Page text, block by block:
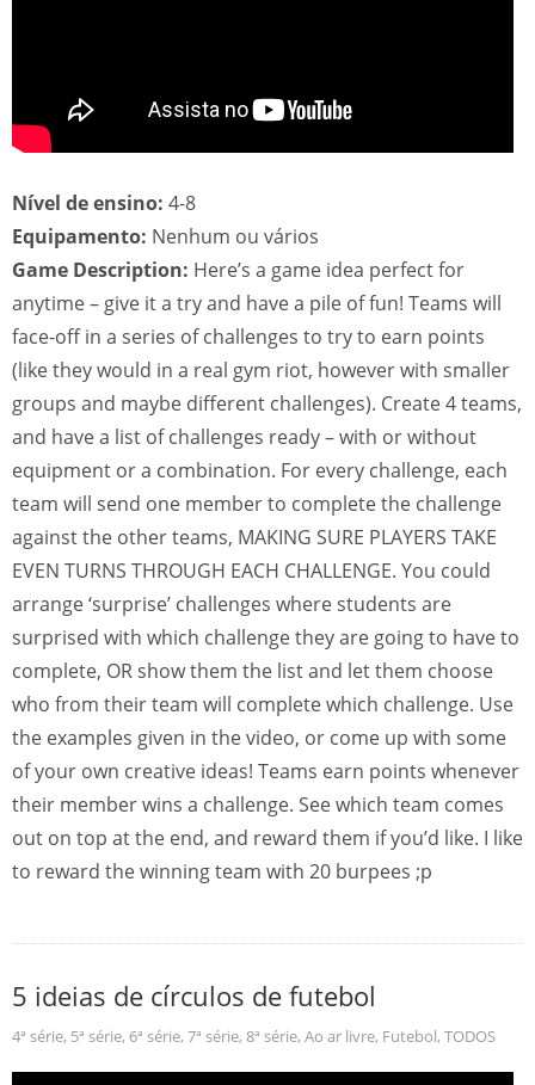
Nível de ensino: 4-8
Equipamento: Nenhum ou vários
Game Description: Here’s a game idea perfect for
anytime – give it a try and have a pile of fun! Teams will
face-off in a series of challenges to try to earn points
(like they would in a real gym riot, however with smaller
groups and maybe different challenges). Create 4 teams,
and have a list of challenges ready – with or without
equipment or a combination. For every challenge, each
team will send one member to complete the challenge
against the other teams, MAKING SURE PLAYERS TAKE
EVEN TURNS THROUGH EACH CHALLENGE. You could
arrange ‘surprise’ challenges where students are
surprised with which challenge they are going to have to
complete, OR show them the list and let them choose
who from their team will complete which challenge. Use
the examples given in the video, or come up with some
of your own creative ideas! Teams earn points whenever
their member wins a challenge. See which team comes
out on top at the end, and reward them if you’d like. I like
to reward the winning team with 20 burpees ;p
5 ideias de círculos de futebol
4ª série, 5ª série, 6ª série, 7ª série, 8ª série, Ao ar livre, Futebol, TODOS